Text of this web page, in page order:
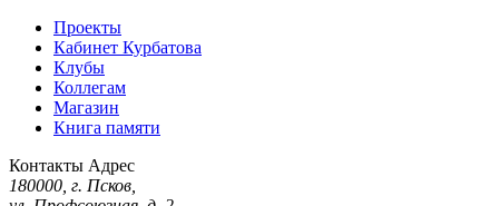
Проекты
Кабинет Курбатова
Клубы
Коллегам
Магазин
Книга памяти
Контакты Адрес
180000, г. Псков,